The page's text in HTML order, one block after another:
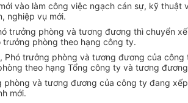
vào làm công việc ngạch cán sự, kỹ
nghiệp vụ mới.
trưởng phòng và tương đương thì chuyển
phòng theo hạng công ty.
trưởng phòng và tương đương của
theo hạng Tổng công ty và tương
và tương đương của công ty đang
mới.